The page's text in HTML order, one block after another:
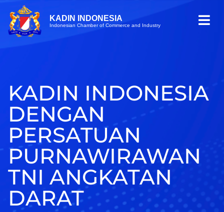
KADIN INDONESIA
Indonesian Chamber of Commerce and Industry
KADIN INDONESIA
DENGAN
PERSATUAN
PURNAWIRAWAN
TNI ANGKATAN
DARAT